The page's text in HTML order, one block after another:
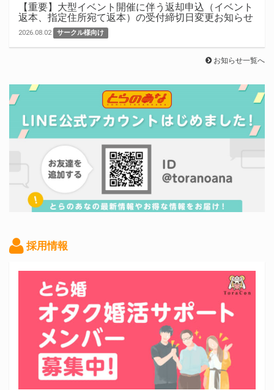
【重要】大型イベント開催に伴う返却申込（イベント
返本、指定住所宛て返本）の受付締切日変更お知らせ
2026.08.02 サークル様向け
お知らせ一覧へ
採用情報